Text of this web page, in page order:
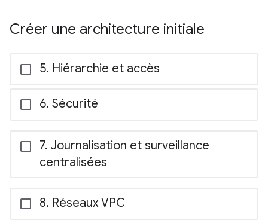
Créer une architecture initiale
Hiérarchie et accès
Sécurité
Journalisation et surveillance
centralisées
Réseaux VPC